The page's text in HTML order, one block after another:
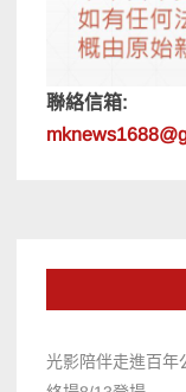
聯絡信箱:
光影陪伴走進百